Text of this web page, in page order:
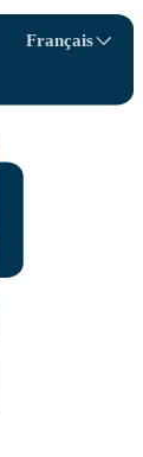
Français